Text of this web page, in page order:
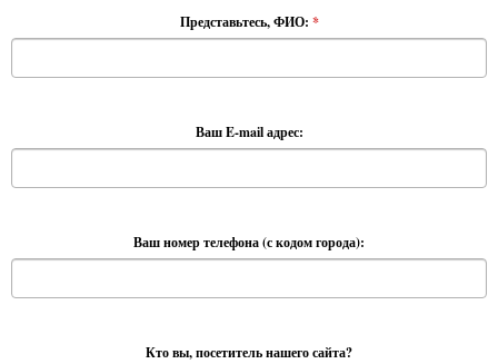
Представьтесь, ФИО: *
Ваш E-mail адрес:
Ваш номер телефона (с кодом города):
Кто вы, посетитель нашего сайта?